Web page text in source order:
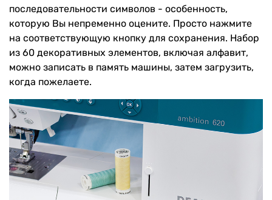
последовательности символов - особенность,
которую Вы непременно оцените. Просто нажмите
на соответствующую кнопку для сохранения. Набор
из 60 декоративных элементов, включая алфавит,
можно записать в память машины, затем загрузить,
когда пожелаете.